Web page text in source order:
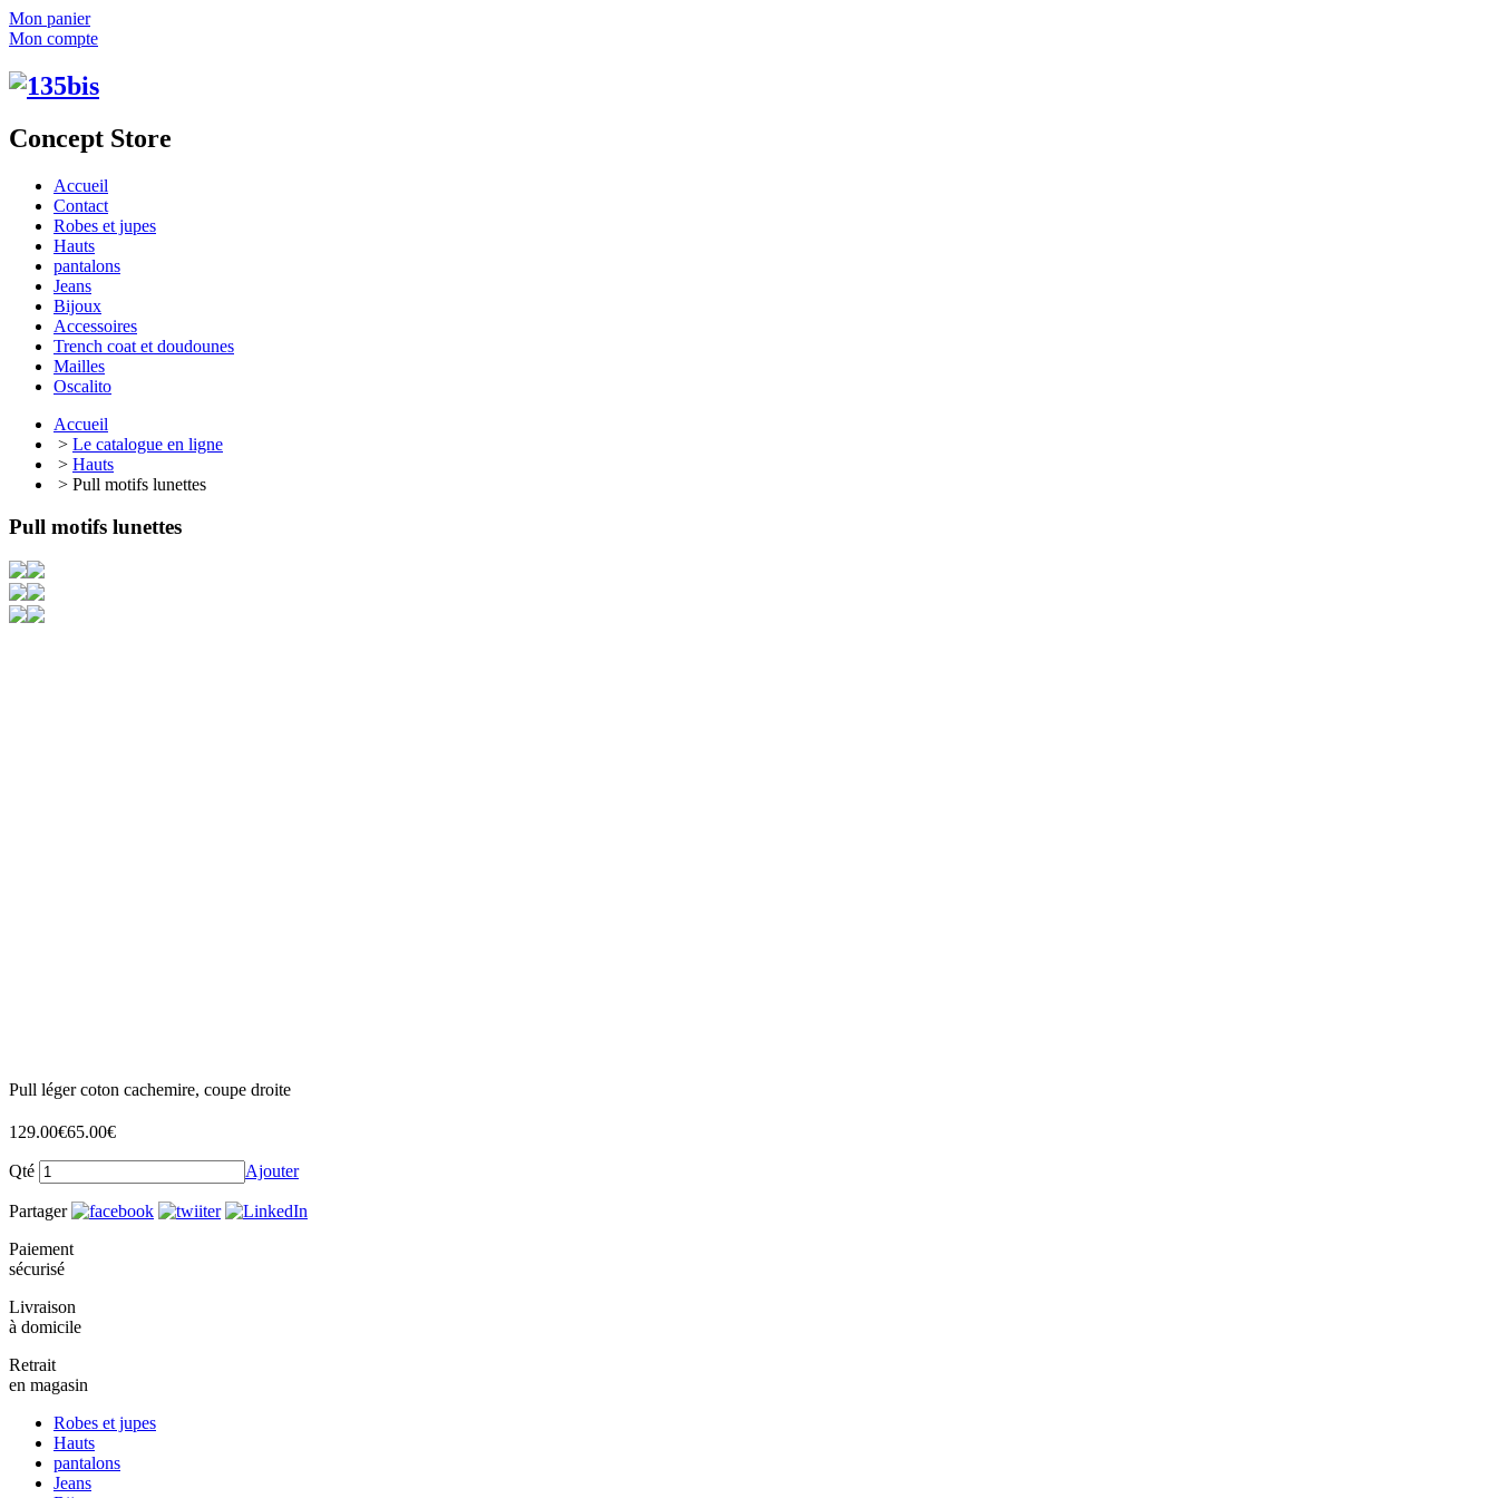
Mon panier
Mon compte
Concept Store
Accueil
Contact
Robes et jupes
Hauts
pantalons
Jeans
Bijoux
Accessoires
Trench coat et doudounes
Mailles
Oscalito
Accueil
> Le catalogue en ligne
> Hauts
> Pull motifs lunettes
Pull motifs lunettes
Pull léger coton cachemire, coupe droite
129.00€65.00€
Qté Ajouter
Partager
Paiement
sécurisé
Livraison
à domicile
Retrait
en magasin
Robes et jupes
Hauts
pantalons
Jeans